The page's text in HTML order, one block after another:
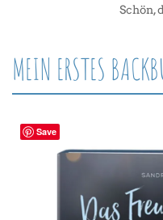
Schön,
MEIN ERSTES
Save